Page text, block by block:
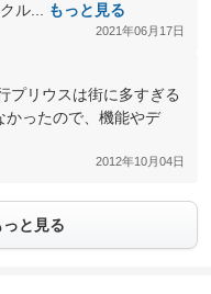
ル...
もっと見る
2021年06月17日
プリウスは街に多すぎる
かったので、機能やデ
2012年10月04日
と見る